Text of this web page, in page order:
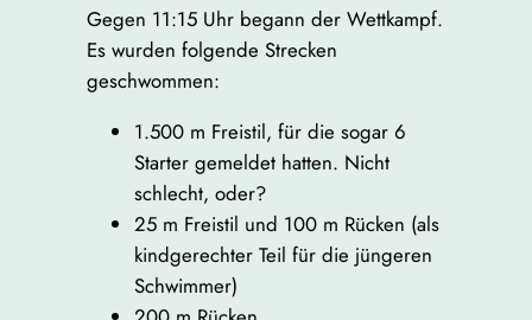
Gegen 11:15 Uhr begann der Wettkampf.
Es wurden folgende Strecken
geschwommen:
1.500 m Freistil, für die sogar 6
Starter gemeldet hatten. Nicht
schlecht, oder?
25 m Freistil und 100 m Rücken (als
kindgerechter Teil für die jüngeren
Schwimmer)